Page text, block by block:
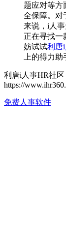
题应对等方
全保障。对
来说，i人
正在寻找一
妨试试利唐
上的得力助
利唐i人事HR社区
https://
免费人事软件